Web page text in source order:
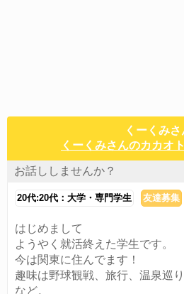
くーくみさ
くーくみさんのカカオ
お話ししませんか？
20代:20代：大学・専門学生 友達募集
はじめまして
ようやく就活終えた学生です。
今は関東に住んでます！
趣味は野球観戦、旅行、温泉巡
など。